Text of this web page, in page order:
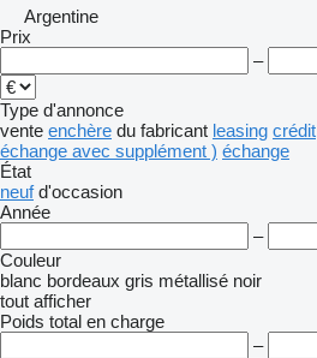
Argentine
Prix
–
Type d'annonce
vente enchère du fabricant leasing crédit
échange avec supplément ) échange
État
neuf d'occasion
Année
–
Couleur
blanc bordeaux gris métallisé noir
tout afficher
Poids total en charge
–